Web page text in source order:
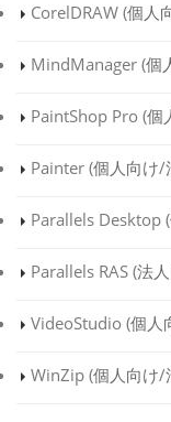
CorelDRAW (個人
MindManager (個
PaintShop Pro (個
Painter (個人向け/
Parallels Desktop (
Parallels RAS (法
VideoStudio (個人
WinZip (個人向け/